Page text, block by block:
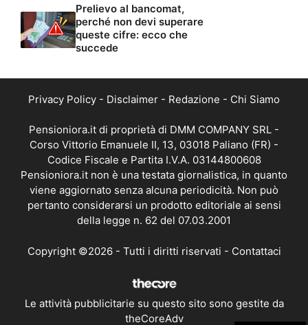
Prelievo al bancomat,
perché non devi superare
queste cifre: ecco che
succede
Privacy Policy - Disclaimer - Redazione - Chi Siamo
Pensioniora.it di proprietà di DMM COMPANY SRL -
Corso Vittorio Emanuele II, 13, 03018 Paliano (FR) -
Codice Fiscale e Partita I.V.A. 03144800608
Pensioniora.it non è una testata giornalistica, in quanto
viene aggiornato senza alcuna periodicità. Non può
pertanto considerarsi un prodotto editoriale ai sensi
della legge n. 62 del 07.03.2001
Copyright ©2026 - Tutti i diritti riservati - Contattaci
Le attività pubblicitarie su questo sito sono gestite da
theCoreAdv